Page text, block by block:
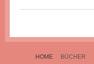
HOME BÜCHER